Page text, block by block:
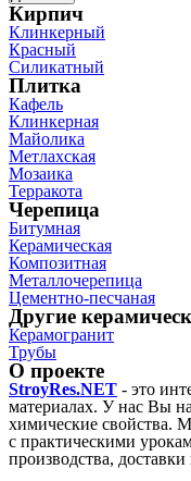
Кирпич
Клинкерный
Красный
Силикатный
Плитка
Кафель
Клинкерная
Майолика
Метлахская
Мозаика
Терракота
Черепица
Битумная
Керамическая
Композитная
Металлочерепица
Цементно-песчаная
Другие
Керамогранит
Трубы
О проекте
StroyRes.NET - это
материалах. У нас Вы
химические свойства.
с практическими
производства,